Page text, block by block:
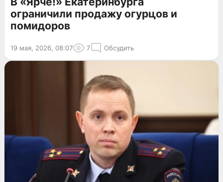
ограничили продажу огурцов и
помидоров
19 мая, 2026, 08:07 7 Обсудить